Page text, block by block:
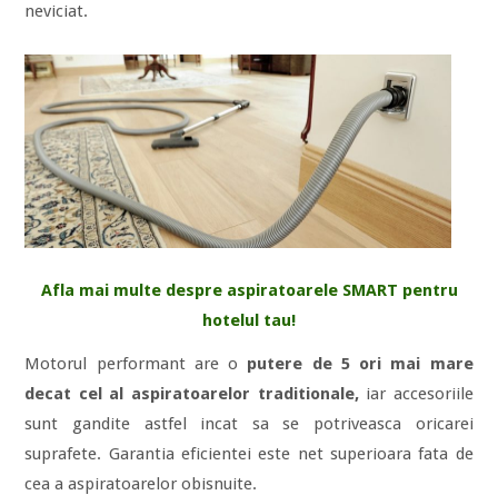
neviciat.
Afla mai multe despre aspiratoarele SMART pentru
hotelul tau!
Motorul performant are o putere de 5 ori mai mare
decat cel al aspiratoarelor traditionale,iar accesoriile
sunt gandite astfel incat sa se potriveasca oricarei
suprafete. Garantia eficientei este net superioara fata de
cea a aspiratoarelor obisnuite.